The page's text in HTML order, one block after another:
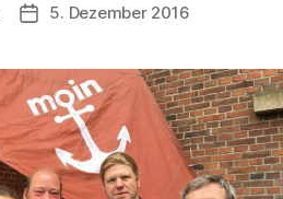
Beitragsdatum
5. Dezember 2016